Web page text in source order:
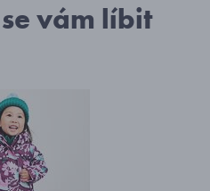
vám líbit